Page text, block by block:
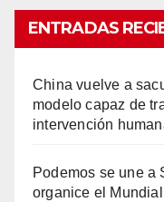
ENTRADAS
China vuelve a
modelo capaz de
intervención
Podemos se une a
organice el